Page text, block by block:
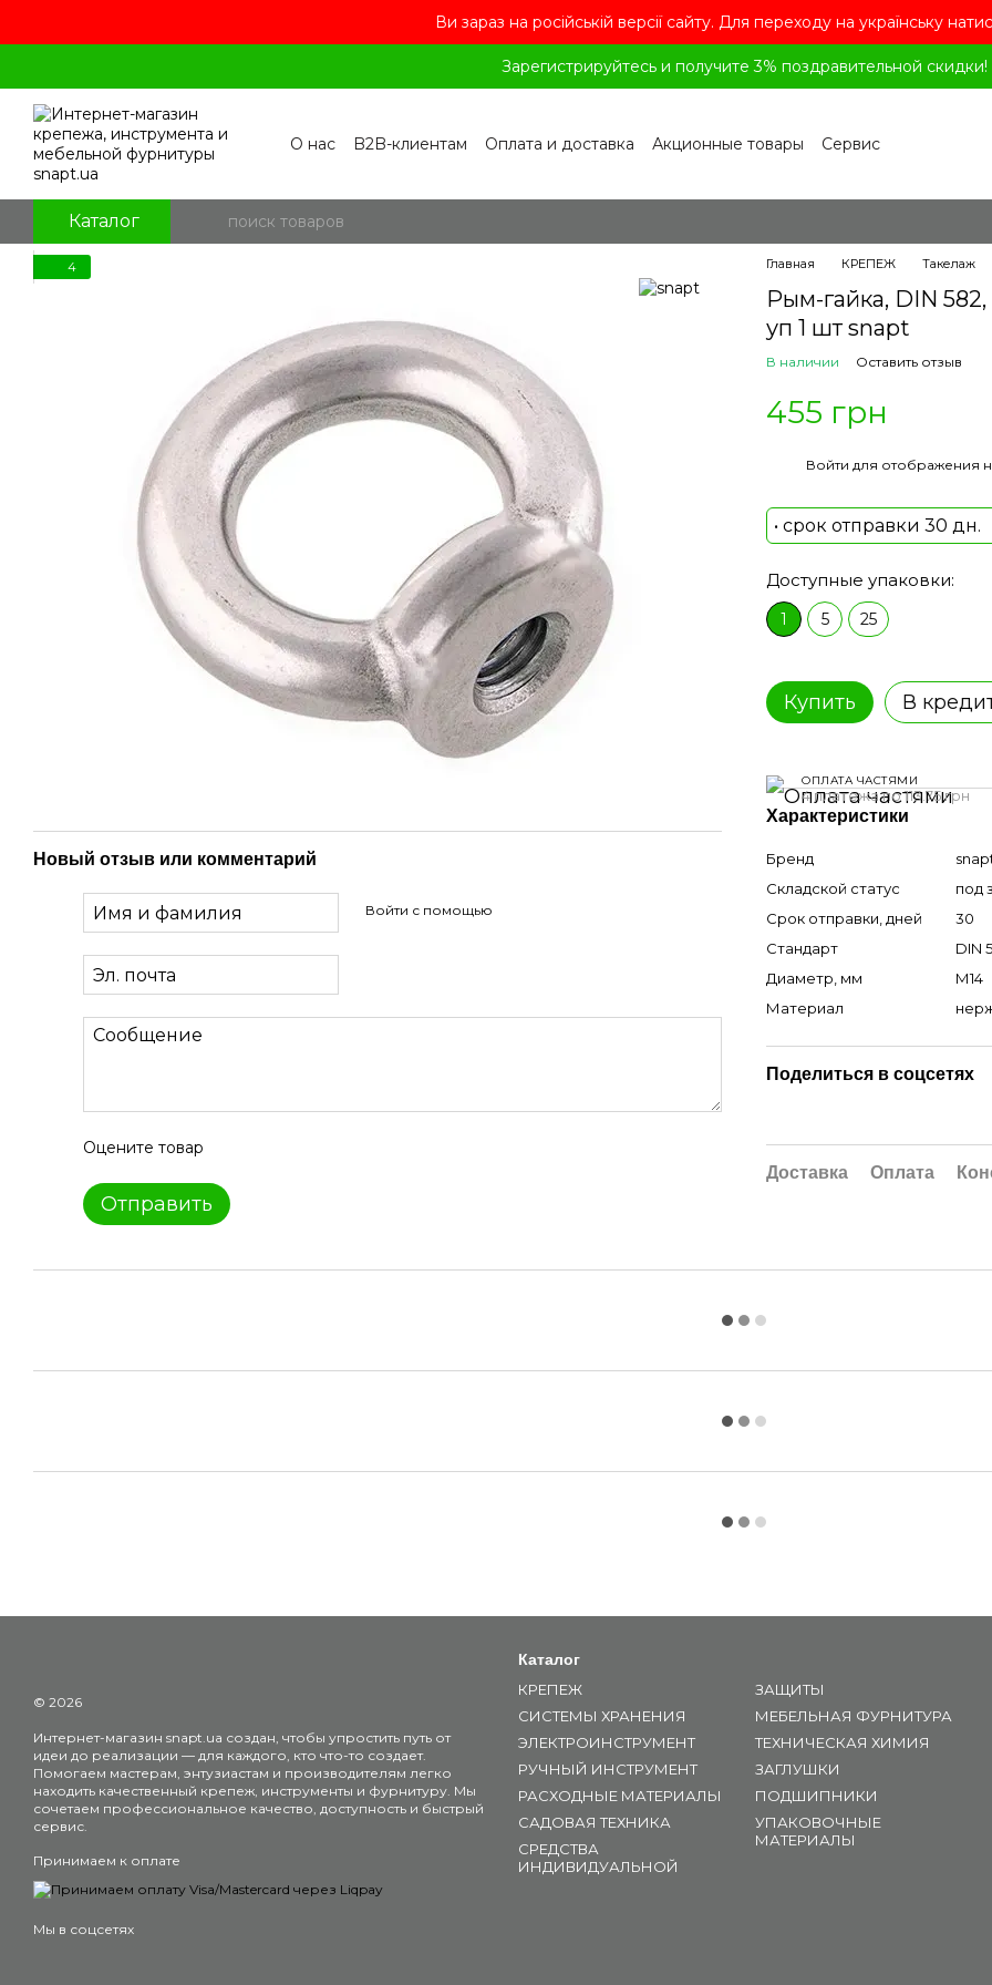
Ви зараз на російській версії сайту. Для переходу на українську
Зарегистрируйтесь и получите 3% поздравительной скидки!
О нас B2B-клиентам Оплата и доставка Акционные товары
Сервис
Каталог
4
Новый отзыв или комментарий
Войти с помощью
Оцените товар
Отправить
Главная КРЕПЕЖ Такелаж
Рым-гайка, DIN
уп 1 шт snapt
В наличии Оставить отзыв
455 грн
Войти для отображения
• срок отправки 30 дн.
Доступные упаковки:
1 5 25
Купить В
ОПЛАТА ЧАСТЯМИ
4 платежа по 113.75 грн
Характеристики
Бренд
Складской статус
под
Срок отправки, дней
30
Стандарт
DIN
Диаметр, мм
М14
Материал
Поделиться в соцсетях
Доставка Оплата
© 2026
Интернет-магазин snapt.ua создан, чтобы упростить путь от
идеи до реализации — для каждого, кто что-то создает.
Помогаем мастерам, энтузиастам и производителям легко
находить качественный крепеж, инструменты и фурнитуру. Мы
сочетаем профессиональное качество, доступность и быстрый
сервис.
Принимаем к оплате
Мы в соцсетях
Каталог
КРЕПЕЖ
СИСТЕМЫ ХРАНЕНИЯ
ЭЛЕКТРОИНСТРУМЕНТ
РУЧНЫЙ ИНСТРУМЕНТ
РАСХОДНЫЕ МАТЕРИАЛЫ
САДОВАЯ ТЕХНИКА
СРЕДСТВА
ИНДИВИДУАЛЬНОЙ
ЗАЩИТЫ
МЕБЕЛЬНАЯ ФУРНИТУРА
ТЕХНИЧЕСКАЯ ХИМИЯ
ЗАГЛУШКИ
ПОДШИПНИКИ
УПАКОВОЧНЫЕ
МАТЕРИАЛЫ